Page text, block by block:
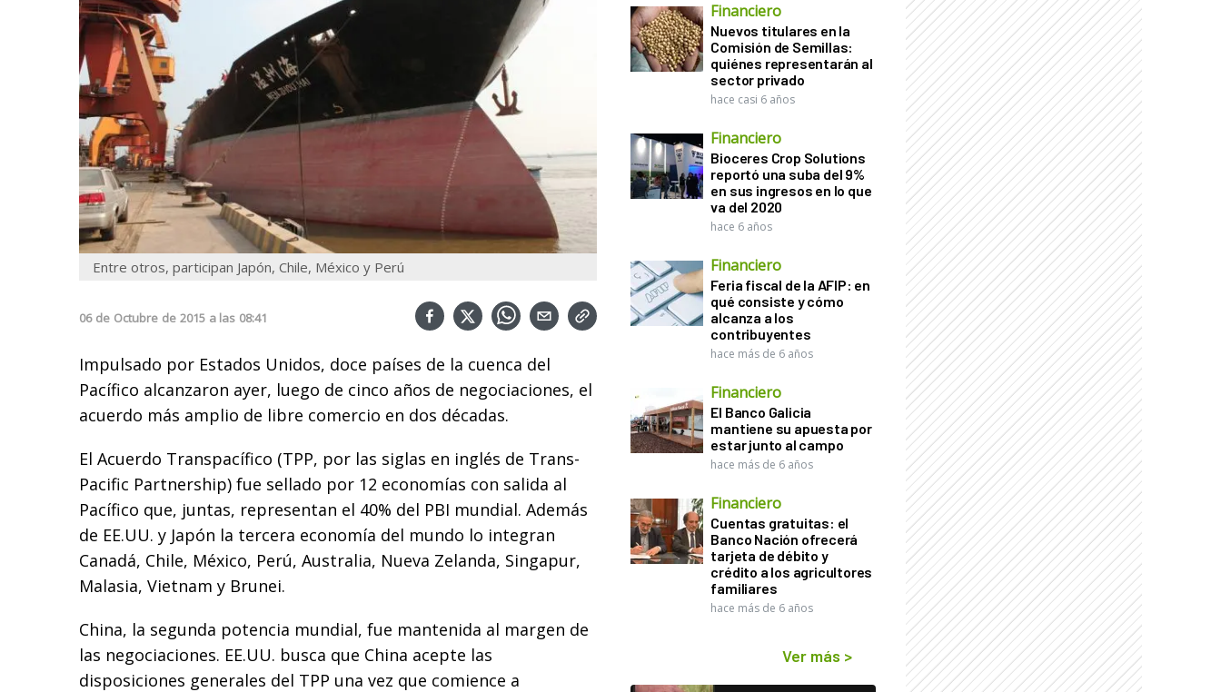
Entre otros, participan Japón, Chile, México y Perú
06 de Octubre de 2015 a las 08:41
Impulsado por Estados Unidos, doce países de la cuenca del
Pacífico alcanzaron ayer, luego de cinco años de negociaciones, el
acuerdo más amplio de libre comercio en dos décadas.
El Acuerdo Transpacífico (TPP, por las siglas en inglés de Trans-
Pacific Partnership) fue sellado por 12 economías con salida al
Pacífico que, juntas, representan el 40% del PBI mundial. Además
de EE.UU. y Japón la tercera economía del mundo lo integran
Canadá, Chile, México, Perú, Australia, Nueva Zelanda, Singapur,
Malasia, Vietnam y Brunei.
China, la segunda potencia mundial, fue mantenida al margen de
las negociaciones. EE.UU. busca que China acepte las
disposiciones generales del TPP una vez que comience a
Financiero
Nuevos titulares en la
Comisión de Semillas:
quiénes representarán al
sector privado
hace casi 6 años
Financiero
Bioceres Crop Solutions
reportó una suba del 9%
en sus ingresos en lo que
va del 2020
hace 6 años
Financiero
Feria fiscal de la AFIP: en
qué consiste y cómo
alcanza a los
contribuyentes
hace más de 6 años
Financiero
El Banco Galicia
mantiene su apuesta por
estar junto al campo
hace más de 6 años
Financiero
Cuentas gratuitas: el
Banco Nación ofrecerá
tarjeta de débito y
crédito a los agricultores
familiares
hace más de 6 años
Ver más >